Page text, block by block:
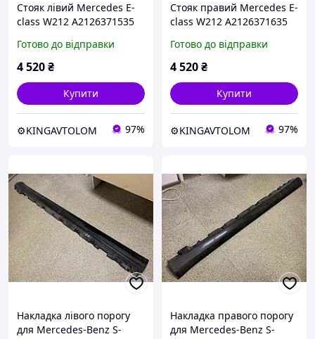
Стояк лівий Mercedes E-
class W212 A2126371535
Готово до відправки
4 520₴
Купити
⚙️KINGAVTOLOM 97%
Стояк правий Mercedes E-
class W212 A2126371635
Готово до відправки
4 520₴
Купити
⚙️KINGAVTOLOM 97%
Накладка лівого порогу
для Mercedes-Benz S-
Накладка правого порогу
для Mercedes-Benz S-